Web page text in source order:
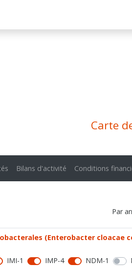
Carte
Bilans d'activité Conditions
Par
(Enterobacter cloacae
IMI-1 IMP-4 NDM-1